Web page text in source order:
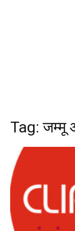
Tag:जम्मू